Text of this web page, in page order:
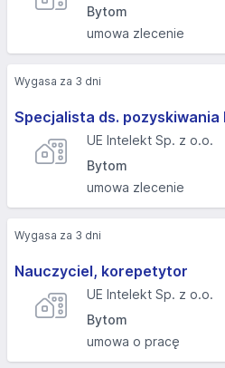
Bytom
umowa zlecenie
Specjalista ds. pozyskiwania
UE Intelekt Sp. z o.o.
Bytom
umowa zlecenie
Wygasa za 3 dni
Nauczyciel, korepetytor
UE Intelekt Sp. z o.o.
Bytom
umowa o pracę
Wygasa za 3 dni